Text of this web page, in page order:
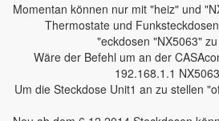
Momentan können nur mit "heiz" und
Thermostate und
"eckdosen "NX5063"
Wäre der Befehl um an der
192.168.1.1
Um die Steckdose Unit1 an zu stellen